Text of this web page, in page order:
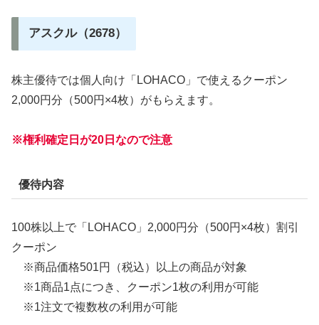
アスクル（2678）
株主優待では個人向け「LOHACO」で使えるクーポン
2,000円分（500円×4枚）がもらえます。
※権利確定日が20日なので注意
優待内容
100株以上で「LOHACO」2,000円分（500円×4枚）割引
クーポン
※商品価格501円（税込）以上の商品が対象
※1商品1点につき、クーポン1枚の利用が可能
※1注文で複数枚の利用が可能